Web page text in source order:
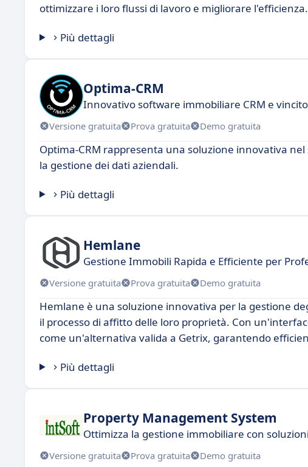
ottimizzare i loro flussi di lavoro e migliorare l'efficienza.
Più dettagli
Optima-CRM
Innovativo software immobiliare CRM e
Versione gratuita Prova gratuita Demo gratuita
Optima-CRM rappresenta una soluzione innovativa
la gestione dei dati aziendali.
Più dettagli
Hemlane
Gestione Immobili Rapida e Efficiente per
Versione gratuita Prova gratuita Demo gratuita
Hemlane è una soluzione innovativa per la gestione
il processo di affitto delle loro proprietà. Con
come un'alternativa valida a Getrix, garantendo
Più dettagli
Property Management System
Ottimizza la gestione immobiliare con
Versione gratuita Prova gratuita Demo gratuita